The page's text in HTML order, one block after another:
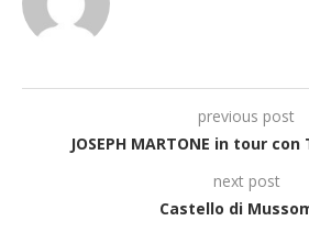
previous post
JOSEPH MARTONE in tour
next post
Castello di